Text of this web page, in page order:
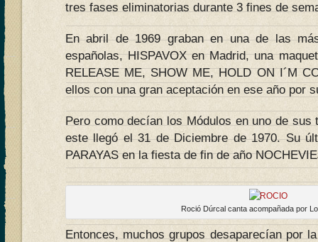
tres fases eliminatorias durante 3 fines de
En abril de 1969 graban en una de las
españolas, HISPAVOX en Madrid, una
RELEASE ME, SHOW ME, HOLD ON I´M
ellos con una gran aceptación en ese año por
Pero como decían los Módulos en uno de sus
este llegó el 31 de Diciembre de 1970. Su
PARAYAS en la fiesta de fin de año
Roció Dúrcal canta acompañada por
Entonces, muchos grupos desaparecían por